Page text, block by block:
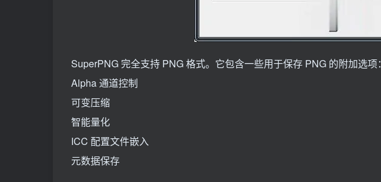
SuperPNG 完全支持 PNG 格式。它包含一些用于保存 PNG 的附加选项：
Alpha 通道控制
可变压缩
智能量化
ICC 配置文件嵌入
元数据保存